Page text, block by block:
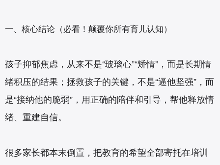
一、核心结论（必看！颠覆你所有育儿认知）
孩子抑郁焦虑，从来不是“玻璃心”“矫情”，而是长期情
绪积压的结果；拯救孩子的关键，不是“逼他坚强”，而
是“接纳他的脆弱”，用正确的陪伴和引导，帮他释放情
绪、重建自信。
很多家长都本末倒置，把教育的希望全部寄托在培训